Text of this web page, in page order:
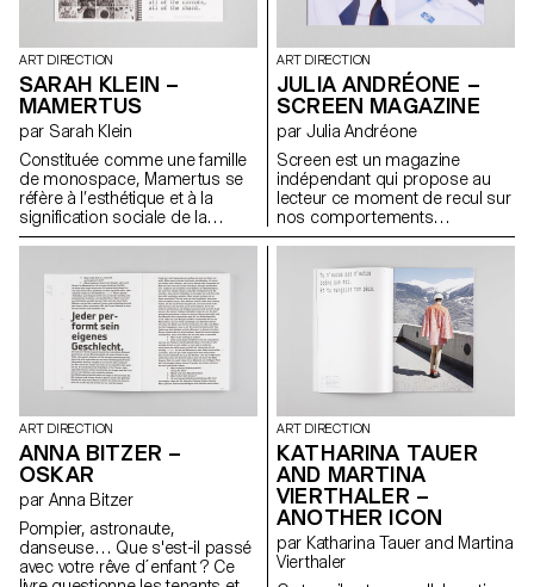
ART DIRECTION
SARAH KLEIN –
MAMERTUS
par Sarah Klein
Constituée comme une famille
de monospace, Mamertus se
réfère à l’esthétique et à la
signification sociale de la
machine à écrire. La police se
interchangeables : serif regular,
serif bold et sans serif regular.
En outre, quelques glyphes
alternatifs sortent de la grille
rigide de monospace et offrent
une utilisation plus ludique de la
police.
ART DIRECTION
JULIA ANDRÉONE –
SCREEN MAGAZINE
par Julia Andréone
Screen est un magazine
indépendant qui propose au
lecteur ce moment de recul sur
nos comportements
quotidiens par rapport aux
concentre sur l’étude de la
notion d’espace et sur les
transformations que l’écran y
engendre. Des écrivains, des
photographes, des designers
explorent le lien entre l’espace
physique et l’espace virtuel ;
interface. Ce projet fut une
bonne expérience pour
comprendre toutes les étapes
de la création d’un magazine :
de sa conception à sa
production.
ART DIRECTION
ANNA BITZER –
OSKAR
par Anna Bitzer
Pompier, astronaute,
danseuse… Que s'est-il passé
avec votre rêve d´enfant ? Ce
ART DIRECTION
KATHARINA TAUER
AND MARTINA
VIERTHALER –
ANOTHER ICON
par Katharina Tauer and Martina
Vierthaler